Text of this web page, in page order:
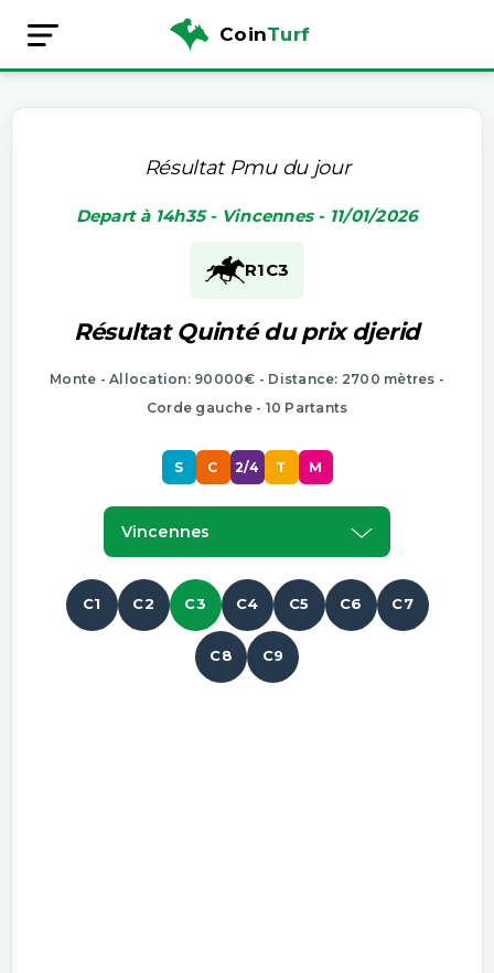
CoinTurf
Résultat Pmu du jour
Depart à 14h35 - Vincennes - 11/01/2026
R1C3
Résultat Quinté du prix djerid
Monte - Allocation: 90000€ - Distance: 2700 mètres -
Corde gauche - 10 Partants
S C 2/4 T M
Vincennes
C1 C2 C3 C4 C5 C6 C7
C8 C9